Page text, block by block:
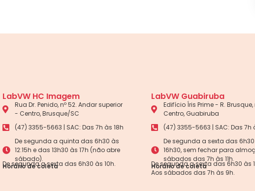
LabVW HC Imagem
Rua Dr. Penido, nº 52. Andar superior
- Centro, Brusque/SC
(47) 3355-5663 | SAC: Das 7h às 18h
De segunda a quinta das 6h30 às
12:15h e das 13h30 às 17h (não abre
sábado).
Horário de coleta
De segunda a sexta das 6h30 às 10h.
LabVW Guabiruba
Edifício Íris Prime - R. Brusque,
Centro, Guabiruba
(47) 3355-5663 | SAC: Das 7h
De segunda a sexta das
16h30, sem fechar para
sábados das 7h às 11h.
Horário de coleta
De segunda a sexta das 6h30 às
Aos sábados das 7h às 9h.